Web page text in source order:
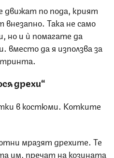
движат по пода, крият
внезапно. Така не само
но и ѝ помагате да
вместо да я използва за
дрехи“
в костюми. Котките
мразят дрехите. Те
им, пречат на козината